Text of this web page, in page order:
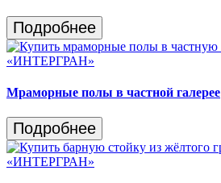
Подробнее
Мраморные полы в частной галерее
Подробнее